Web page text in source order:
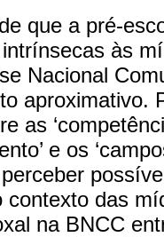
que a pré-
às
Nacional
aproximativo.
as
e os
contexto das
na BNCC